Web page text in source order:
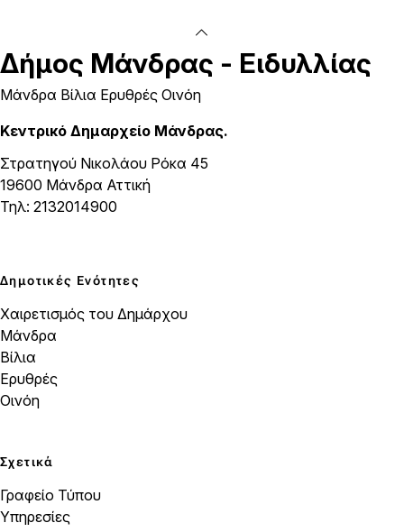
Δήμος Μάνδρας - Ειδυλλίας
Μάνδρα Βίλια Ερυθρές Οινόη
Κεντρικό Δημαρχείο Μάνδρας.
Στρατηγού Νικολάου Ρόκα 45
19600 Μάνδρα Αττική
Τηλ: 2132014900
Δημοτικές Ενότητες
Χαιρετισμός του Δημάρχου
Μάνδρα
Βίλια
Ερυθρές
Οινόη
Σχετικά
Γραφείο Τύπου
Υπηρεσίες